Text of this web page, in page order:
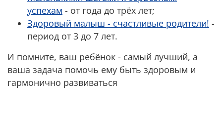
успехам - от года до трёх лет;
Здоровый малыш - счастливые родители! -
период от 3 до 7 лет.
И помните, ваш ребёнок - самый лучший, а
ваша задача помочь ему быть здоровым и
гармонично развиваться